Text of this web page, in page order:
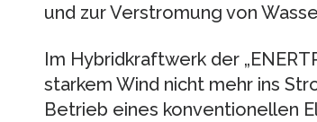
und zur Verstromung von
Im Hybridkraftwerk der
starkem Wind nicht mehr ins
Betrieb eines konventionellen